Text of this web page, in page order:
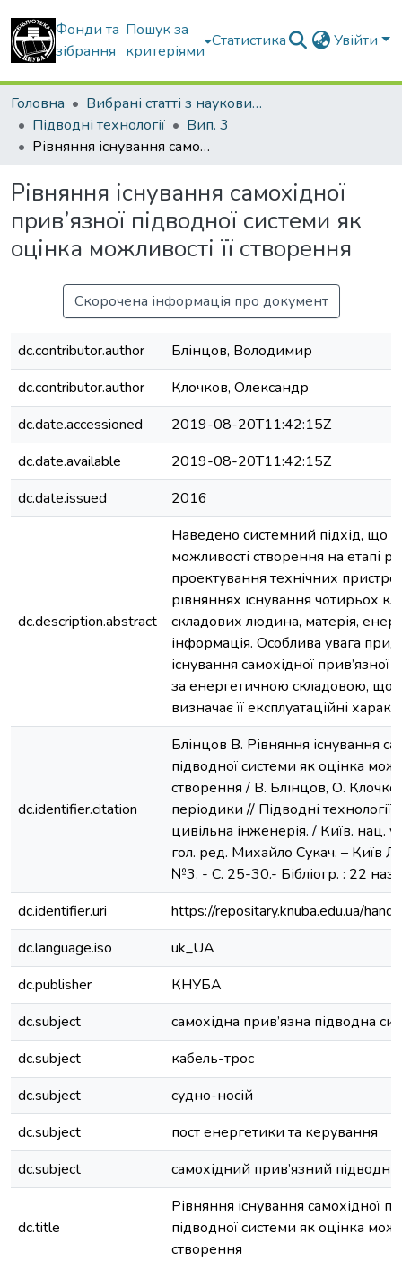
Фонди та
зібрання
Пошук за
критеріями
Статистика Увійти
Головна
Вибрані статті з наукових збірників КНУБА
Підводні технології
Вип. 3
Рівняння існування самохідної прив’язної підводної системи як оцінка можливості її створення
Рівняння існування самохідної
прив’язної підводної системи як
оцінка можливості її створення
Скорочена інформація про документ
dc.contributor.author
Блінцов, Володимир
dc.contributor.author
Клочков, Олександр
dc.date.accessioned
2019-08-20T11:42:15Z
dc.date.available
2019-08-20T11:42:15Z
dc.date.issued
2016
dc.description.abstract
Наведено системний підхід, що
можливості створення на етапі
проектування технічних
рівняннях існування чотирьох
складових людина, матерія,
інформація. Особлива увага
існування самохідної прив’язної
за енергетичною складовою, що
визначає її експлуатаційні
dc.identifier.citation
Блінцов В. Рівняння існування
підводної системи як оцінка
створення / В. Блінцов, О.
періодики // Підводні
цивільна інженерія. / Київ. нац.
гол. ред. Михайло Сукач. – Київ
№3. - С. 25-30.- Бібліогр. : 22
dc.identifier.uri
https://repositary.knuba.edu.ua/
dc.language.iso
uk_UA
dc.publisher
КНУБА
dc.subject
самохідна прив’язна підводна
dc.subject
кабель-трос
dc.subject
судно-носій
dc.subject
пост енергетики та керування
dc.subject
самохідний прив’язний
dc.title
Рівняння існування самохідної
підводної системи як оцінка
створення